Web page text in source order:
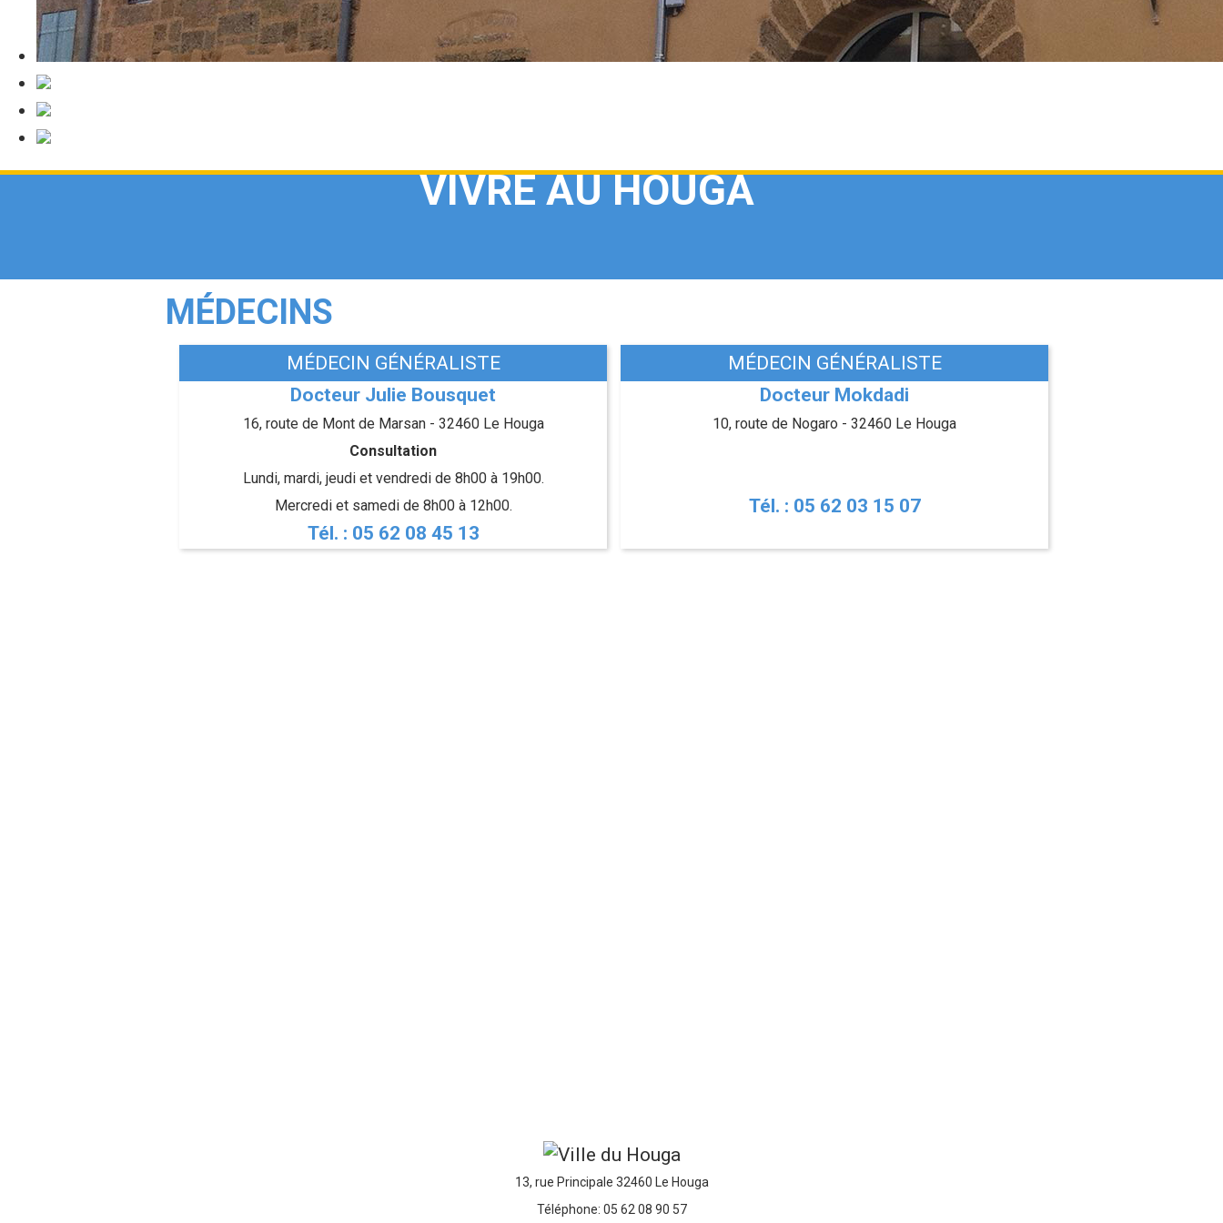
VIVRE AU HOUGA
MÉDECINS
MÉDECIN GÉNÉRALISTE
Docteur Julie Bousquet
16, route de Mont de Marsan - 32460 Le Houga
Consultation
Lundi, mardi, jeudi et vendredi de 8h00 à 19h00.
Mercredi et samedi de 8h00 à 12h00.
Tél. : 05 62 08 45 13
MÉDECIN GÉNÉRALISTE
Docteur Mokdadi
10, route de Nogaro - 32460 Le Houga
Tél. : 05 62 03 15 07
13, rue Principale 32460 Le Houga
Téléphone: 05 62 08 90 57